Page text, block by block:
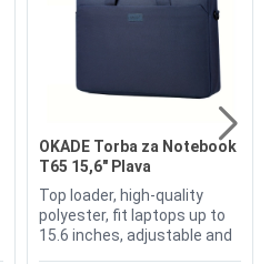
OKADE Torba za Notebook
T65 15,6" Plava
Top loader, high-quality
polyester, fit laptops up to
15.6 inches, adjustable and